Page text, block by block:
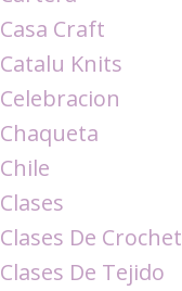
Casa Craft
Catalu Knits
Celebracion
Chaqueta
Chile
Clases
Clases De Crochet
Clases De Tejido